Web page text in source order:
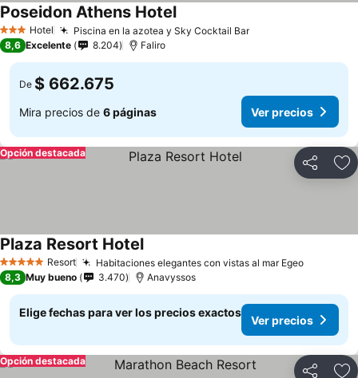
3 Estrellas
Hotel Piscina en la azotea y Sky Cocktail BarVer precios
Poseidon Athens HotelVer precios
8,6 Excelente 8.204 Faliro
De $ 662.675
Mira precios de 6 páginas Ver precios
Compartir
Opción destacada
5 Estrellas Resort Habitaciones elegantes con vistas al mar EgeoVer
Plaza Resort HotelVer precios
8,3 Muy bueno 3.470 Anavyssos
Elige fechas para ver los precios exactos
Ver precios
Opción destacada